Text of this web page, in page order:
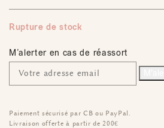
Rupture de stock
M’alerter en cas de réassort
Paiement sécurisé par CB ou PayPal.
Livraison offerte à partir de 200€